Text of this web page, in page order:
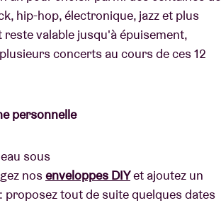
hip-hop, électronique, jazz et plus
reste valable jusqu'à épuisement,
concerts au cours de ces 12
personnelle
sous
nosenveloppes DIYet ajoutez un
proposez tout de suite quelques dates